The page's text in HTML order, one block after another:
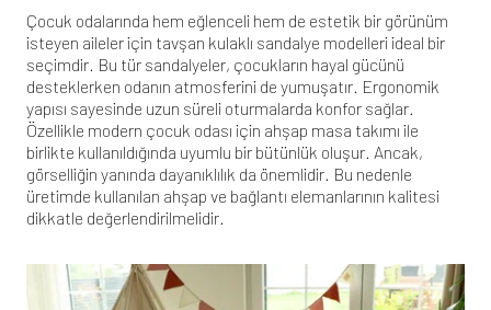
Çocuk odalarında hem eğlenceli hem de estetik bir görünüm
isteyen aileler için tavşan kulaklı sandalye modelleri ideal bir
seçimdir. Bu tür sandalyeler, çocukların hayal gücünü
desteklerken odanın atmosferini de yumuşatır. Ergonomik
yapısı sayesinde uzun süreli oturmalarda konfor sağlar.
Özellikle modern çocuk odası için ahşap masa takımı ile
birlikte kullanıldığında uyumlu bir bütünlük oluşur. Ancak,
görselliğin yanında dayanıklılık da önemlidir. Bu nedenle
üretimde kullanılan ahşap ve bağlantı elemanlarının kalitesi
dikkatle değerlendirilmelidir.